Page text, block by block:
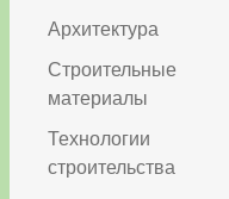
Архитектура
Строительные
материалы
Технологии
строительства